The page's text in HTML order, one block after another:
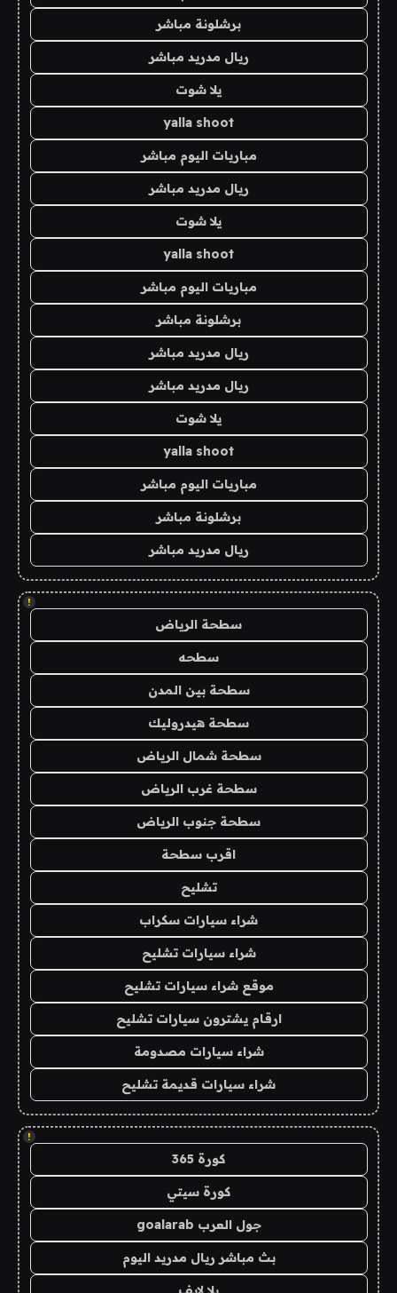
برشلونة مباشر
ريال مدريد مباشر
يلا شوت
yalla shoot
مباريات اليوم مباشر
ريال مدريد مباشر
يلا شوت
yalla shoot
مباريات اليوم مباشر
برشلونة مباشر
ريال مدريد مباشر
ريال مدريد مباشر
يلا شوت
yalla shoot
مباريات اليوم مباشر
برشلونة مباشر
ريال مدريد مباشر
!
سطحة الرياض
سطحه
سطحة بين المدن
سطحة هيدروليك
سطحة شمال الرياض
سطحة غرب الرياض
سطحة جنوب الرياض
اقرب سطحة
تشليح
شراء سيارات سكراب
شراء سيارات تشليح
موقع شراء سيارات تشليح
ارقام يشترون سيارات تشليح
شراء سيارات مصدومة
شراء سيارات قديمة تشليح
!
كورة 365
كورة سيتي
جول العرب goalarab
بث مباشر ريال مدريد اليوم